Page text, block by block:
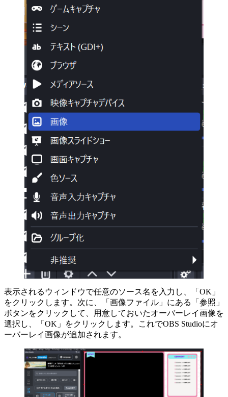
表示されるウィンドウで任意のソース名を入力し、「OK」
をクリックします。次に、「画像ファイル」にある「参照」
ボタンをクリックして、用意しておいたオーバーレイ画像を
選択し、「OK」をクリックします。これでOBS Studioにオ
ーバーレイ画像が追加されます。